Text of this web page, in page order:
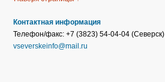
Контактная информация
Телефон/факс: +7 (3823) 54-04-04 (Северск)
vseverskeinfo@mail.ru